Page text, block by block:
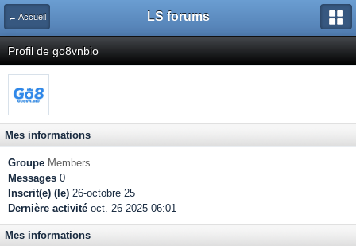
← Accueil LS forums
Profil de go8vnbio
Mes informations
Groupe Members
Messages 0
Inscrit(e) (le) 26-octobre 25
Dernière activité oct. 26 2025 06:01
Mes informations